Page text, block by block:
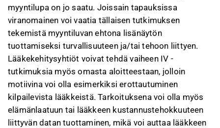
myyntilupa on jo saatu. Joissain tapauksissa
viranomainen voi vaatia tällaisen tutkimuksen
tekemistä myyntiluvan ehtona lisänäytön
tuottamiseksi turvallisuuteen ja/tai tehoon liittyen.
Lääkekehitysyhtiöt voivat tehdä vaiheen IV -
tutkimuksia myös omasta aloitteestaan, jolloin
motiivina voi olla esimerkiksi erottautuminen
kilpailevista lääkkeistä. Tarkoituksena voi olla myös
elämänlaatuun tai lääkkeen kustannustehokkuuteen
liittyvän datan tuottaminen, mikä voi auttaa lääkkeen